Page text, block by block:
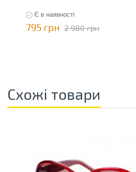
Є в наявності
795 грн 2 980 грн
Схожі товари